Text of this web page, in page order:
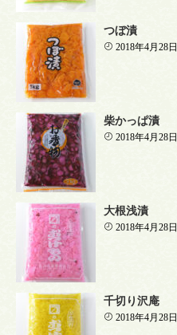
つぼ漬
2018年4月28日
柴かっぱ漬
2018年4月28日
大根浅漬
2018年4月28日
千切り沢庵
2018年4月28日